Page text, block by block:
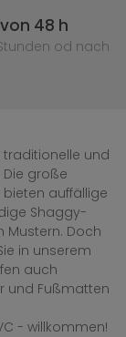
48 h
od nach
traditionelle und
große
bieten auffällige
Shaggy-
Mustern. Doch
in unserem
auch
und Fußmatten
- willkommen!